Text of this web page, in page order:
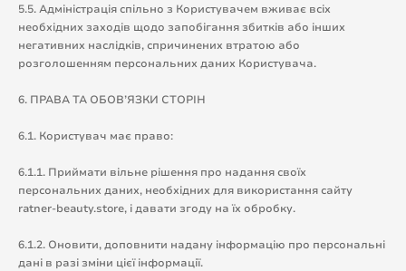
5.5. Адміністрація спільно з Користувачем вживає всіх
необхідних заходів щодо запобігання збитків або інших
негативних наслідків, спричинених втратою або
розголошенням персональних даних Користувача.
6. ПРАВА ТА ОБОВ’ЯЗКИ СТОРІН
6.1. Користувач має право:
6.1.1. Приймати вільне рішення про надання своїх
персональних даних, необхідних для використання сайту
ratner-beauty.store, і давати згоду на їх обробку.
6.1.2. Оновити, доповнити надану інформацію про персональні
дані в разі зміни цієї інформації.